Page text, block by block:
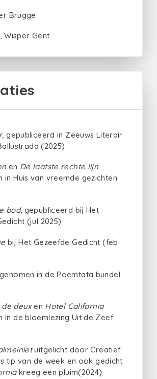
Brugge
Wisper Gent
, gepubliceerd in Zeeuws Literair
(2025)
en De laatste rechte lijn
in Huis van vreemde gezichten
bod, gepubliceerd bij Het
(jul 2025)
bij Het Gezeefde Gedicht (feb
in de Poemtata bundel
de deuxen Hotel California
in de bloemlezing Uit de Zeef
uitgelicht door Creatief
tip van de week en ook gedicht
kreeg een pluim(2024)